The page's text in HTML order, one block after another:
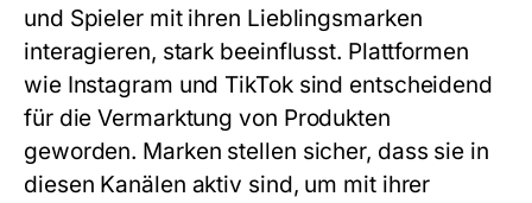
und Spieler mit ihren Lieblingsmarken
interagieren, stark beeinflusst. Plattformen
wie Instagram und TikTok sind entscheidend
für die Vermarktung von Produkten
geworden. Marken stellen sicher, dass sie in
diesen Kanälen aktiv sind, um mit ihrer